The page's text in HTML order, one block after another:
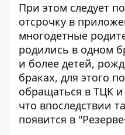
При этом следует
отсрочку в
многодетные
родились в одном
и более детей,
браках, для этого
обращаться в ТЦК
что впоследствии
появится в